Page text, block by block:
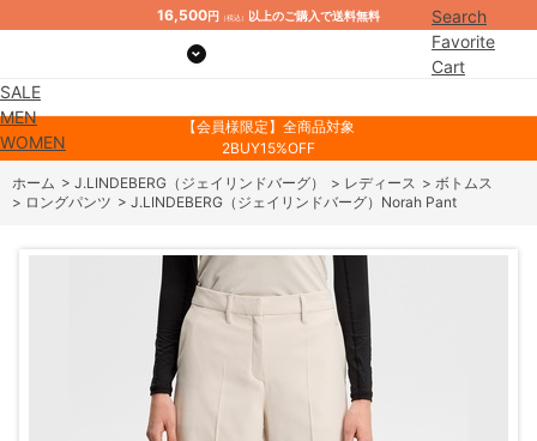
16,500円 （税込） 以上のご購入で送料無料
Search
Favorite
Cart
SALE
MEN
WOMEN
【会員様限定】全商品対象
2BUY15%OFF
ホーム > J.LINDEBERG（ジェイリンドバーグ） > レディース > ボトムス
> ロングパンツ > J.LINDEBERG（ジェイリンドバーグ）Norah Pant